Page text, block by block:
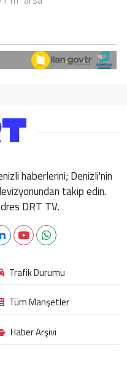
haberlerini; Denizli'nin
takip edin.
DRT TV.
Trafik Durumu
Tüm Manşetler
Haber Arşivi